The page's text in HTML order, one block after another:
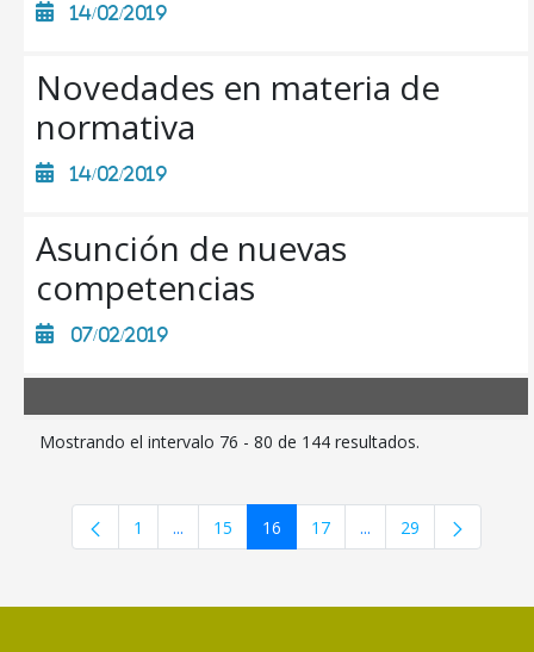
14/02/2019
Novedades en materia de
normativa
14/02/2019
Asunción de nuevas
competencias
07/02/2019
Mostrando el intervalo 76 - 80 de 144 resultados.
Página
1 ...Páginas intermedias Use TAB para
Página
15 Página
16 Página
17 ...Páginas intermedias
Página
29